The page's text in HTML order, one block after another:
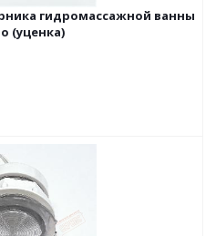
гидромассажной ванны
(уценка)